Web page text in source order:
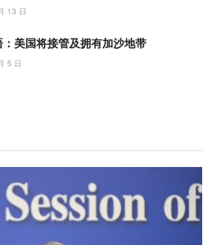
13 日
美国将接管及拥有加沙地带
5 日